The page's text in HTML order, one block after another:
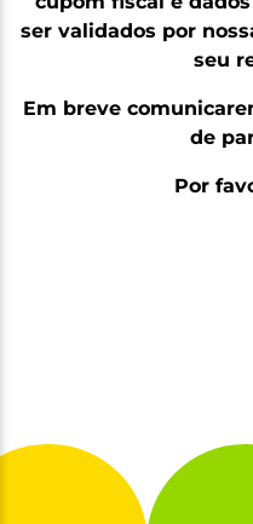
ser validados por
seu
Em breve
de
Por